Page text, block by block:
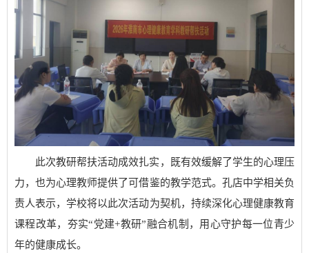
此次教研帮扶活动成效扎实，既有效缓解了学生的心理压
力，也为心理教师提供了可借鉴的教学范式。孔店中学相关负
责人表示，学校将以此次活动为契机，持续深化心理健康教育
课程改革，夯实“党建+教研”融合机制，用心守护每一位青少
年的健康成长。